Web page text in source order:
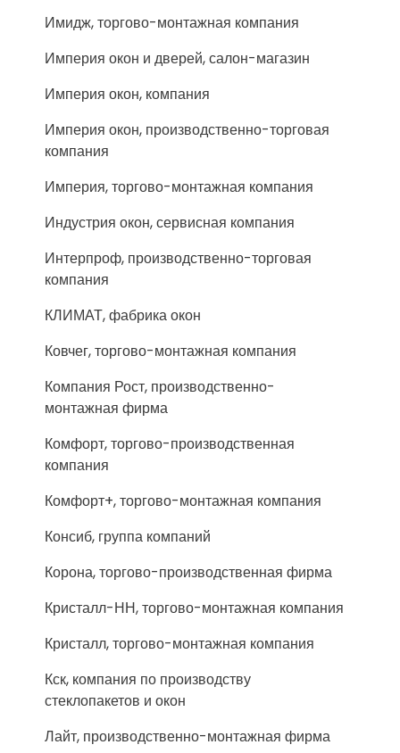
Имидж, торгово-монтажная компания
Империя окон и дверей, салон-магазин
Империя окон, компания
Империя окон, производственно-торговая
компания
Империя, торгово-монтажная компания
Индустрия окон, сервисная компания
Интерпроф, производственно-торговая
компания
КЛИМАТ, фабрика окон
Ковчег, торгово-монтажная компания
Компания Рост, производственно-
монтажная фирма
Комфорт, торгово-производственная
компания
Комфорт+, торгово-монтажная компания
Консиб, группа компаний
Корона, торгово-производственная фирма
Кристалл-НН, торгово-монтажная компания
Кристалл, торгово-монтажная компания
Кск, компания по производству
стеклопакетов и окон
Лайт, производственно-монтажная фирма